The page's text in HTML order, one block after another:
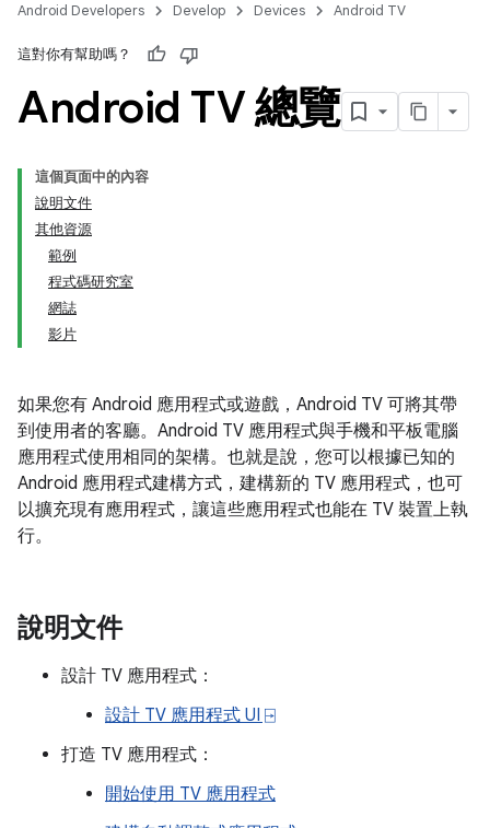
Android Developers Develop Devices Android TV
這對你有幫助嗎？
Android TV 總覽
這個頁面中的內容
說明文件
其他資源
範例
程式碼研究室
網誌
影片
如果您有 Android 應用程式或遊戲，Android TV 可將其帶
到使用者的客廳。Android TV 應用程式與手機和平板電腦
應用程式使用相同的架構。也就是說，您可以根據已知的
Android 應用程式建構方式，建構新的 TV 應用程式，也可
以擴充現有應用程式，讓這些應用程式也能在 TV 裝置上執
行。
說明文件
設計 TV 應用程式：
設計 TV 應用程式 UI ⍈
打造 TV 應用程式：
開始使用 TV 應用程式